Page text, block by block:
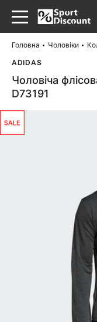
Головна Чоловіки
ADIDAS
Чоловіча
D73191